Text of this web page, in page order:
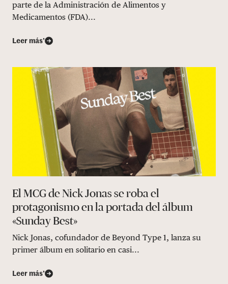
parte de la Administración de Alimentos y
Medicamentos (FDA)...
Leer más’
El MCG de Nick Jonas se roba el
protagonismo en la portada del álbum
«Sunday Best»
Nick Jonas, cofundador de Beyond Type 1, lanza su
primer álbum en solitario en casi...
Leer más’